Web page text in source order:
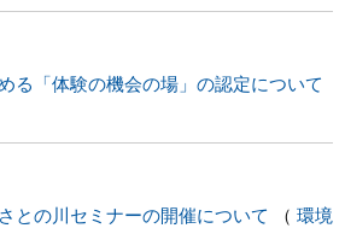
る「体験の機会の場」の認定について
との川セミナーの開催について
環境